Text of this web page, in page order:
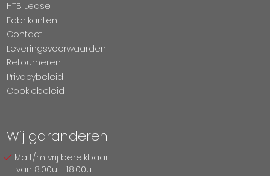
HTB Lease
Fabrikanten
Contact
Leveringsvoorwaarden
Retourneren
Privacybeleid
Cookiebeleid
Wij garanderen
Ma t/m vrij bereikbaar
van 8:00u - 18:00u